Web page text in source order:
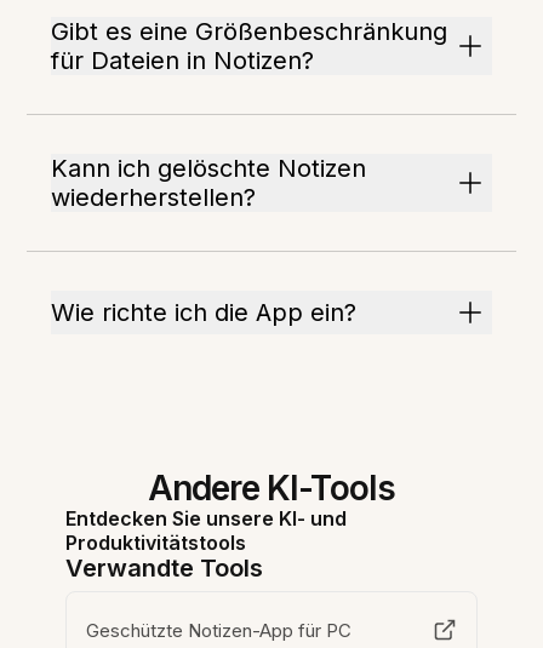
Gibt es eine Größenbeschränkung
für Dateien in Notizen?
Kann ich gelöschte Notizen
wiederherstellen?
Wie richte ich die App ein?
Andere KI-Tools
Entdecken Sie unsere KI- und
Produktivitätstools
Verwandte Tools
Geschützte Notizen-App für PC